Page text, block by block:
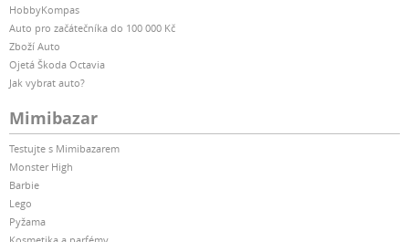
HobbyKompas
Auto pro začátečníka do 100 000 Kč
Zboží Auto
Ojetá Škoda Octavia
Jak vybrat auto?
Mimibazar
Testujte s Mimibazarem
Monster High
Barbie
Lego
Pyžama